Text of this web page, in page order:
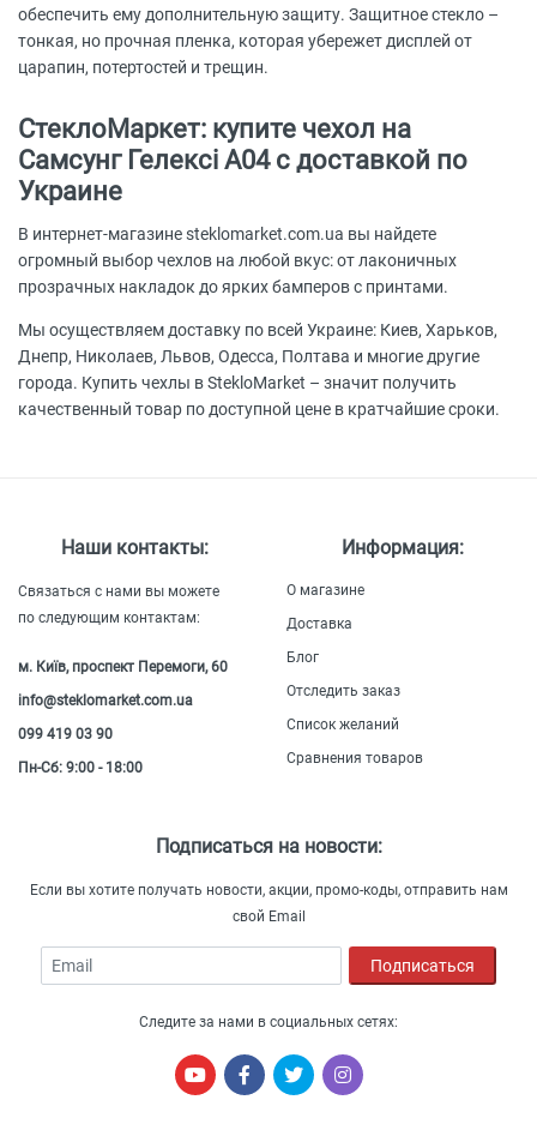
обеспечить ему дополнительную защиту. Защитное стекло –
тонкая, но прочная пленка, которая убережет дисплей от
царапин, потертостей и трещин.
СтеклоМаркет: купите чехол на
Самсунг Гелексі А04 с доставкой по
Украине
В интернет-магазине steklomarket.com.ua вы найдете
огромный выбор чехлов на любой вкус: от лаконичных
прозрачных накладок до ярких бамперов с принтами.
Мы осуществляем доставку по всей Украине: Киев, Харьков,
Днепр, Николаев, Львов, Одесса, Полтава и многие другие
города. Купить чехлы в StekloMarket – значит получить
качественный товар по доступной цене в кратчайшие сроки.
Наши контакты:
Связаться с нами вы можете
по следующим контактам:
м. Київ, проспект Перемоги, 60
info@steklomarket.com.ua
099 419 03 90
Пн-Сб: 9:00 - 18:00
Информация:
О магазине
Доставка
Блог
Отследить заказ
Список желаний
Сравнения товаров
Подписаться на новости:
Если вы хотите получать новости, акции, промо-коды, отправить нам
свой Email
Email Подписаться
Следите за нами в социальных сетях: